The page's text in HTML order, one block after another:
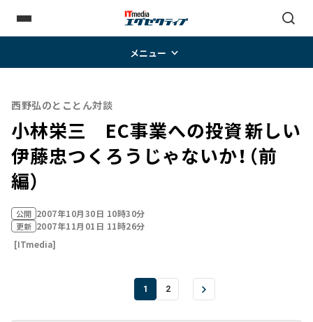
メニュー
西野弘のとことん対談
小林栄三 EC事業への投資――新しい
伊藤忠つくろうじゃないか！（前
編）
公開 2007年10月30日 10時30分
更新 2007年11月01日 11時26分
[ITmedia]
1 2